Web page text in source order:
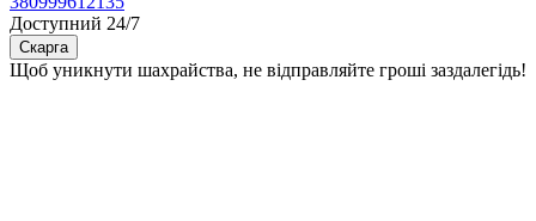
Доступний 24/7
Скарга
Щоб уникнути шахрайства, не відправляйте гроші заздалегідь!